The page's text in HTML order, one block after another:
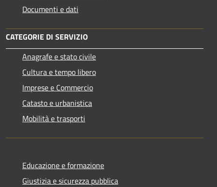
Documenti e dati
CATEGORIE DI SERVIZIO
Anagrafe e stato civile
Cultura e tempo libero
Imprese e Commercio
Catasto e urbanistica
Mobilità e trasporti
Educazione e formazione
Giustizia e sicurezza pubblica